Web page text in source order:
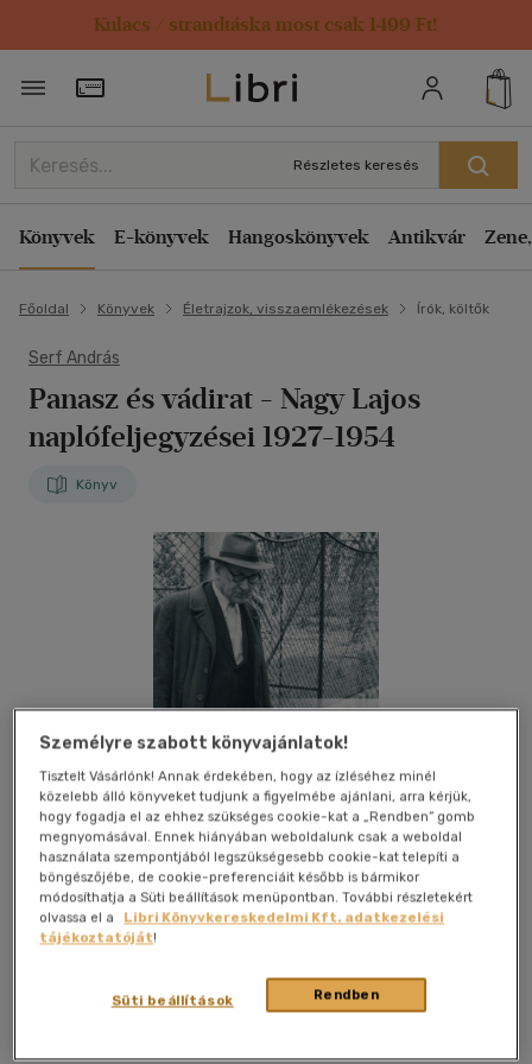
Kulacs / strandtáska most csak 1499 Ft!
Törzsvásárlói Kártya adatai
Részletes keresés
Könyvek E-könyvek Hangoskönyvek Antikvár
Főoldal Könyvek Életrajzok, visszaemlékezések Írók, költők
Serf András
Panasz és vádirat - Nagy Lajos
naplófeljegyzései 1927-1954
Könyv
Kívánságlistához adom
Személyre szabott könyvajánlatok!
Tisztelt Vásárlónk! Annak érdekében, hogy az ízléséhez minél
közelebb álló könyveket tudjunk a figyelmébe ajánlani, arra kérjük,
hogy fogadja el az ehhez szükséges cookie-kat a „Rendben” gomb
megnyomásával. Ennek hiányában weboldalunk csak a weboldal
használata szempontjából legszükségesebb cookie-kat telepíti a
böngészőjébe, de cookie-preferenciáit később is bármikor
módosíthatja a Süti beállítások menüpontban. További részletekért
olvassa el a
Libri Könyvkereskedelmi Kft. adatkezelési
tájékoztatóját!
Rendben
Süti beállítások